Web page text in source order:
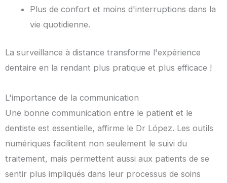
Plus de confort et moins d'interruptions dans la
vie quotidienne.
La surveillance à distance transforme l'expérience
dentaire en la rendant plus pratique et plus efficace !
L'importance de la communication
Une bonne communication entre le patient et le
dentiste est essentielle, affirme le Dr López. Les outils
numériques facilitent non seulement le suivi du
traitement, mais permettent aussi aux patients de se
sentir plus impliqués dans leur processus de soins